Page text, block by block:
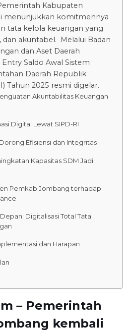
Kabupaten
menunjukkan komitmennya
tata kelola keuangan yang
dan akuntabel. Melalui Badan
dan Aset Daerah
Entry Saldo Awal Sistem
Daerah Republik
Tahun 2025 resmi digelar.
Akuntabilitas Keuangan
Digital Lewat SIPD-RI
Dorong Efisiensi dan Integritas
Kapasitas SDM Jadi
Pemkab Jombang terhadap
Digitalisasi Total Tata
dan Harapan
– Pemerintah
kembali